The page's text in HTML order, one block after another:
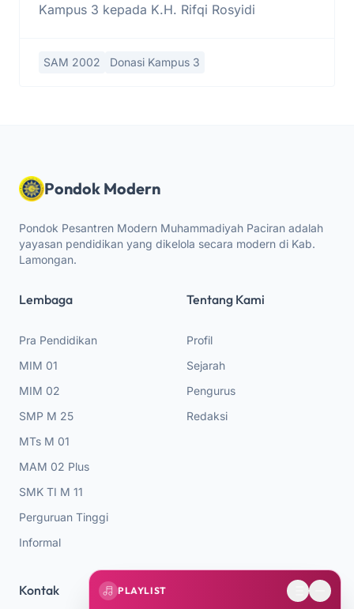
Kampus 3 kepada K.H. Rifqi Rosyidi
SAM 2002 Donasi Kampus 3
Pondok Modern
Pondok Pesantren Modern Muhammadiyah Paciran adalah
yayasan pendidikan yang dikelola secara modern di Kab.
Lamongan.
Lembaga
Pra Pendidikan
MIM 01
MIM 02
SMP M 25
MTs M 01
MAM 02 Plus
SMK TI M 11
Perguruan Tinggi
Informal
Tentang Kami
Profil
Sejarah
Pengurus
Redaksi
Kontak PLAYLIST